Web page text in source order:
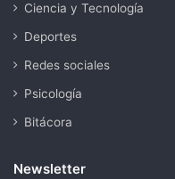
Ciencia y Tecnología
Deportes
Redes sociales
Psicología
Bitácora
Newsletter